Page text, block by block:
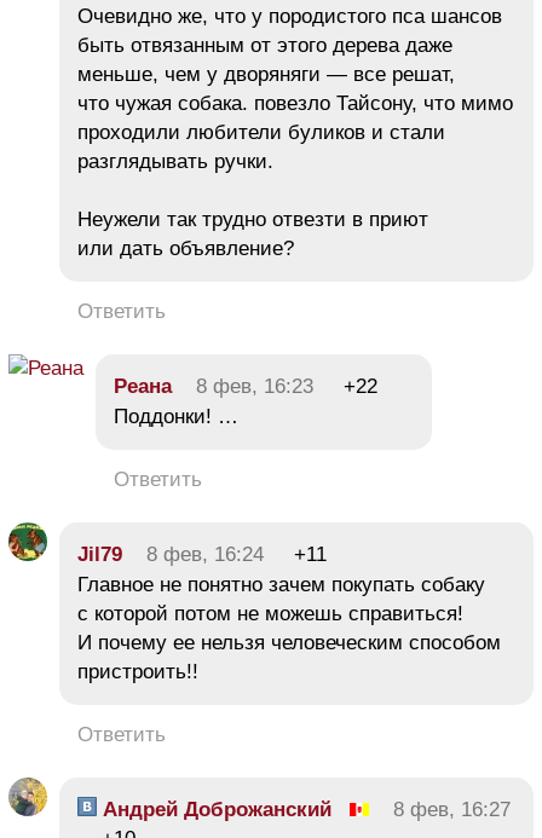
Очевидно же, что у породистого пса шансов
быть отвязанным от этого дерева даже
меньше, чем у дворяняги — все решат,
что чужая собака. повезло Тайсону, что мимо
проходили любители буликов и стали
разглядывать ручки.
Неужели так трудно отвезти в приют
или дать объявление?
Ответить
Реана 8 фев, 16:23
+22
Поддонки! …
Ответить
Jil79 8 фев, 16:24
+11
Главное не понятно зачем покупать собаку
с которой потом не можешь справиться!
И почему ее нельзя человеческим способом
пристроить!!
Ответить
Андрей Доброжанский
8 фев, 16:27